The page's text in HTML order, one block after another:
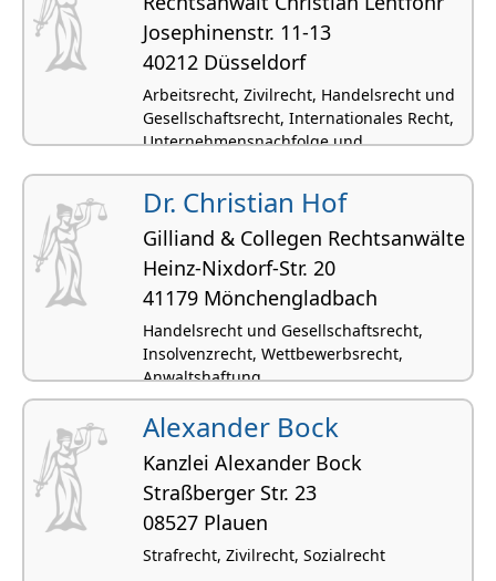
Josephinenstr. 11-13
40212 Düsseldorf
Arbeitsrecht, Zivilrecht, Handelsrecht und
Gesellschaftsrecht, Internationales Recht,
Unternehmensnachfolge und
Dr. Christian Hof
Gilliand & Collegen Rechtsanwälte
Heinz-Nixdorf-Str. 20
41179 Mönchen­gladbach
Handelsrecht und Gesellschaftsrecht,
Insolvenzrecht, Wettbewerbsrecht,
Anwaltshaftung
Alexander Bock
Kanzlei Alexander Bock
Straßberger Str. 23
08527 Plauen
Strafrecht, Zivilrecht, Sozialrecht